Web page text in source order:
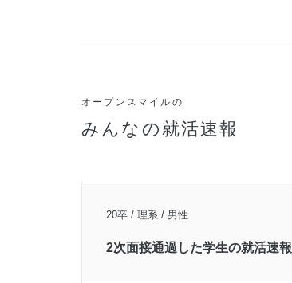
オープンスマイルの
みんなの就活速報
20卒 / 理系 / 男性
2次面接通過した学生の就活速報